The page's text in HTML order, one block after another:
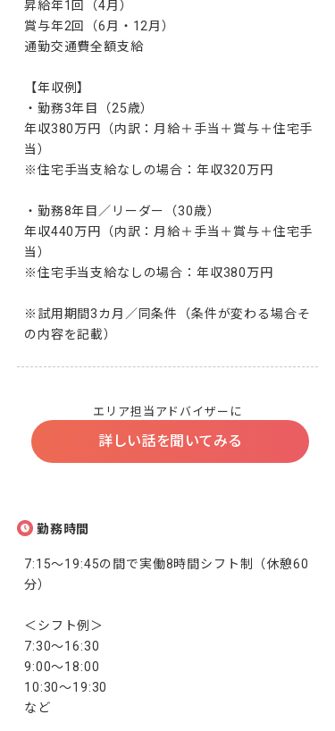
昇給年1回（4月）
賞与年2回（6月・12月）
通勤交通費全額支給
【年収例】
・勤務3年目（25歳）
年収380万円（内訳：月給＋手当＋賞与＋住宅手
当）
※住宅手当支給なしの場合：年収320万円
・勤務8年目／リーダー（30歳）
年収440万円（内訳：月給＋手当＋賞与＋住宅手
当）
※住宅手当支給なしの場合：年収380万円
※試用期間3カ月／同条件（条件が変わる場合そ
の内容を記載）
エリア担当アドバイザーに
詳しい話を聞いてみる
勤務時間
7:15～19:45の間で実働8時間シフト制（休憩60
分）
＜シフト例＞
7:30～16:30
9:00～18:00
10:30～19:30
など